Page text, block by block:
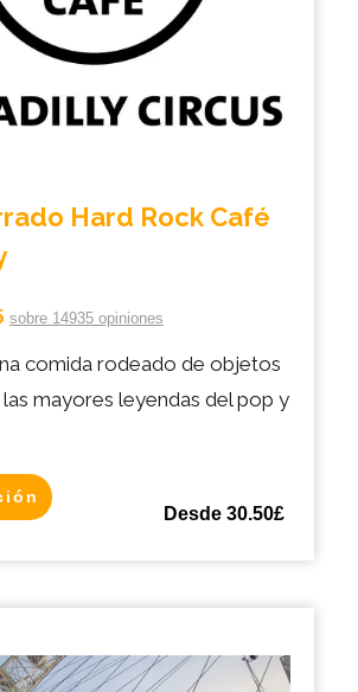
Hard Rock Café
sobre 14935 opiniones
comida rodeado de objetos
mayores leyendas del pop y
Desde 30.50£